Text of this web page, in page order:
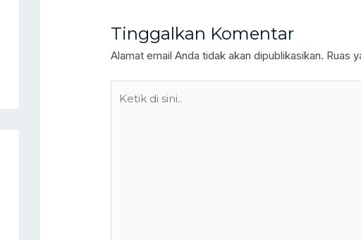
Tinggalkan Komentar
Alamat email Anda tidak akan dipublikasikan. Ruas